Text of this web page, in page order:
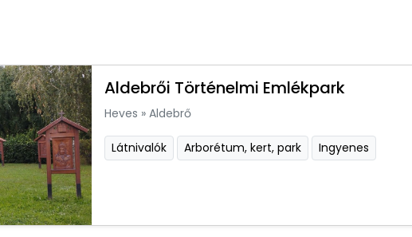
Aldebrői Történelmi Emlékpark
Heves » Aldebrő
Látnivalók Arborétum, kert, park Ingyenes